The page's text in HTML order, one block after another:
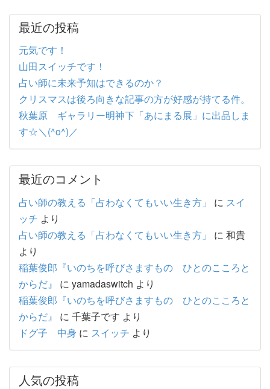
最近の投稿
元気です！
山田スイッチです！
占い師に未来予知はできるのか？
クリスマスは後ろ向きな記事の方が好感が持てる件。
秋葉原 ギャラリー明神下「あにまる展」に出品しま
す☆＼(^o^)／
最近のコメント
占い師の教える「占わなくてもいい生き方」 に スイ
ッチ より
占い師の教える「占わなくてもいい生き方」
に 和貴
より
稲葉俊郎『いのちを呼びさますもの ひとのこころと
からだ』
に yamadaswitch より
稲葉俊郎『いのちを呼びさますもの ひとのこころと
からだ』
に 千葉子です より
ドグ子 中身 に スイッチ より
人気の投稿